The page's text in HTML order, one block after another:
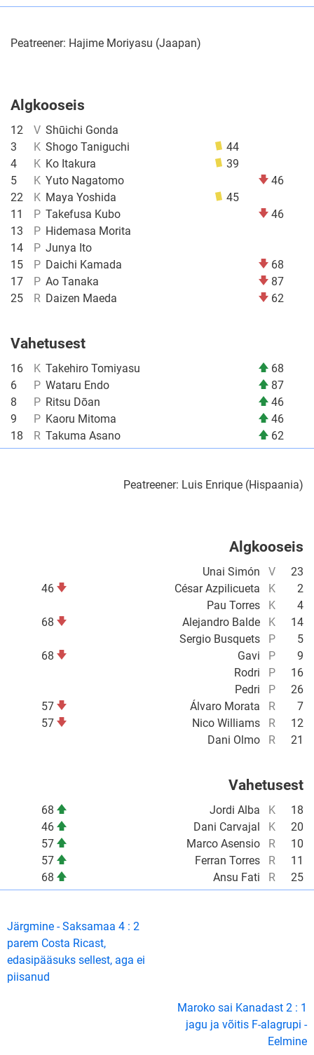
Peatreener: Hajime Moriyasu (Jaapan)
Algkooseis
12 V Shūichi Gonda
3
K Shogo Taniguchi
44
4
K Ko Itakura
39
5
K Yuto Nagatomo
46
22
K Maya Yoshida
45
11
P Takefusa Kubo
46
13
P Hidemasa Morita
14
P Junya Ito
15
P Daichi Kamada
68
17
P Ao Tanaka
87
25
R Daizen Maeda 62
Vahetusest
16 K Takehiro Tomiyasu
68
6
P Wataru Endo
87
8
P Ritsu Dōan
46
9
P Kaoru Mitoma
46
18
R Takuma Asano 62
Peatreener: Luis Enrique (Hispaania)
Algkooseis
Unai Simón V
23
46
César Azpilicueta K
2
Pau Torres
K
4
68
Alejandro Balde K
14
Sergio Busquets
P
5
68
Gavi P
9
Rodri
P
16
Pedri
P
26
57
Álvaro Morata R
7
57
Nico Williams R
12
Dani Olmo
R 21
Vahetusest
68 Jordi Alba K
18
46
Dani Carvajal K
20
57
Marco Asensio R
10
57
Ferran Torres R
11
68
Ansu Fati R 25
Järgmine - Saksamaa 4 : 2
parem Costa Ricast,
edasipääsuks sellest, aga ei
piisanud
Maroko sai Kanadast 2 : 1
jagu ja võitis F-alagrupi -
Eelmine